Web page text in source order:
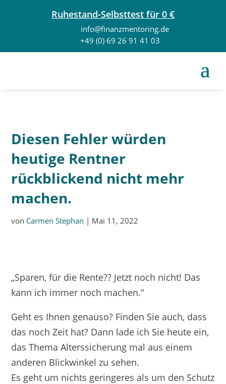
Ruhestand-Selbsttest für 0 €
info@finanzmentoring.de
+49 (0) 69 26 91 41 03
Diesen Fehler würden
heutige Rentner
rückblickend nicht mehr
machen.
von Carmen Stephan | Mai 11, 2022
„Sparen, für die Rente?? Jetzt noch nicht! Das
kann ich immer noch machen.“
Geht es Ihnen genauso? Finden Sie auch, dass
das noch Zeit hat? Dann lade ich Sie heute ein,
das Thema Alterssicherung mal aus einem
anderen Blickwinkel zu sehen.
Es geht um nichts geringeres als um den Schutz